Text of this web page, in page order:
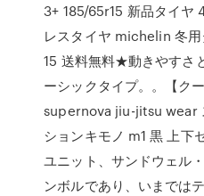
3+ 185/65r15 新品タイヤ
レスタイヤ michelin 冬
15 送料無料★動きやすさ
ーシックタイプ。。【ク
supernova jiu-jitsu wear
ションキモノ m1 黒 上下
ユニット、サンドウェル
ンボルであり、いまでは